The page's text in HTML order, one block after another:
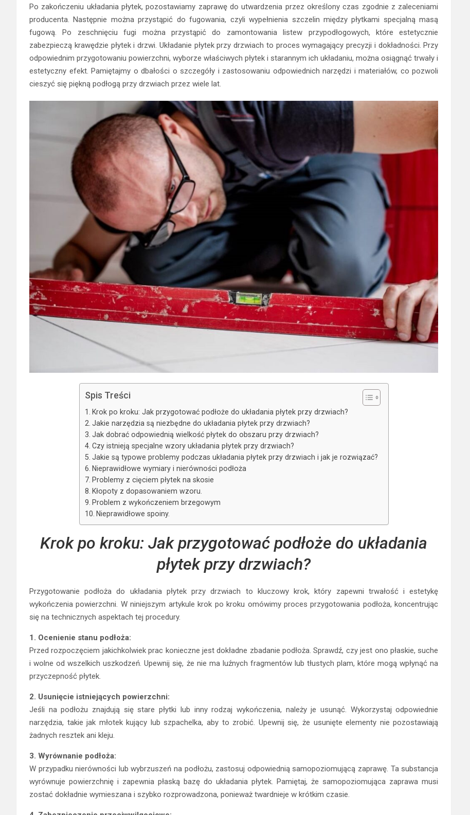
Po zakończeniu układania płytek, pozostawiamy zaprawę do utwardzenia przez określony czas zgodnie z zaleceniami
producenta. Następnie można przystąpić do fugowania, czyli wypełnienia szczelin między płytkami specjalną masą
fugową. Po zeschnięciu fugi można przystąpić do zamontowania listew przypodłogowych, które estetycznie
zabezpieczą krawędzie płytek i drzwi. Układanie płytek przy drzwiach to proces wymagający precyzji i dokładności. Przy
odpowiednim przygotowaniu powierzchni, wyborze właściwych płytek i starannym ich układaniu, można osiągnąć trwały i
estetyczny efekt. Pamiętajmy o dbałości o szczegóły i zastosowaniu odpowiednich narzędzi i materiałów, co pozwoli
cieszyć się piękną podłogą przy drzwiach przez wiele lat.
Spis Treści
Krok po kroku: Jak przygotować podłoże do układania płytek przy drzwiach?
Jakie narzędzia są niezbędne do układania płytek przy drzwiach?
Jak dobrać odpowiednią wielkość płytek do obszaru przy drzwiach?
Czy istnieją specjalne wzory układania płytek przy drzwiach?
Jakie są typowe problemy podczas układania płytek przy drzwiach i jak je rozwiązać?
Nieprawidłowe wymiary i nierówności podłoża
Problemy z cięciem płytek na skosie
Kłopoty z dopasowaniem wzoru.
Problem z wykończeniem brzegowym
Nieprawidłowe spoiny.
Krok po kroku: Jak przygotować podłoże do układania
płytek przy drzwiach?
Przygotowanie podłoża do układania płytek przy drzwiach to kluczowy krok, który zapewni trwałość i estetykę
wykończenia powierzchni. W niniejszym artykule krok po kroku omówimy proces przygotowania podłoża, koncentrując
się na technicznych aspektach tej procedury.
1. Ocenienie stanu podłoża:
Przed rozpoczęciem jakichkolwiek prac konieczne jest dokładne zbadanie podłoża. Sprawdź, czy jest ono płaskie, suche
i wolne od wszelkich uszkodzeń. Upewnij się, że nie ma luźnych fragmentów lub tłustych plam, które mogą wpłynąć na
przyczepność płytek.
2. Usunięcie istniejących powierzchni:
Jeśli na podłożu znajdują się stare płytki lub inny rodzaj wykończenia, należy je usunąć. Wykorzystaj odpowiednie
narzędzia, takie jak młotek kujący lub szpachelka, aby to zrobić. Upewnij się, że usunięte elementy nie pozostawiają
żadnych resztek ani kleju.
3. Wyrównanie podłoża:
W przypadku nierówności lub wybrzuszeń na podłożu, zastosuj odpowiednią samopoziomującą zaprawę. Ta substancja
wyrównuje powierzchnię i zapewnia płaską bazę do układania płytek. Pamiętaj, że samopoziomująca zaprawa musi
zostać dokładnie wymieszana i szybko rozprowadzona, ponieważ twardnieje w krótkim czasie.